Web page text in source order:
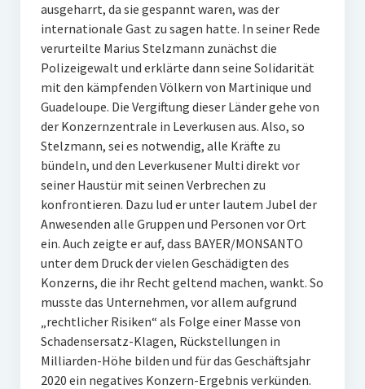
ausgeharrt, da sie gespannt waren, was der
internationale Gast zu sagen hatte. In seiner Rede
verurteilte Marius Stelzmann zunächst die
Polizeigewalt und erklärte dann seine Solidarität
mit den kämpfenden Völkern von Martinique und
Guadeloupe. Die Vergiftung dieser Länder gehe von
der Konzernzentrale in Leverkusen aus. Also, so
Stelzmann, sei es notwendig, alle Kräfte zu
bündeln, und den Leverkusener Multi direkt vor
seiner Haustür mit seinen Verbrechen zu
konfrontieren. Dazu lud er unter lautem Jubel der
Anwesenden alle Gruppen und Personen vor Ort
ein. Auch zeigte er auf, dass BAYER/MONSANTO
unter dem Druck der vielen Geschädigten des
Konzerns, die ihr Recht geltend machen, wankt. So
musste das Unternehmen, vor allem aufgrund
„rechtlicher Risiken“ als Folge einer Masse von
Schadensersatz-Klagen, Rückstellungen in
Milliarden-Höhe bilden und für das Geschäftsjahr
2020 ein negatives Konzern-Ergebnis verkünden.